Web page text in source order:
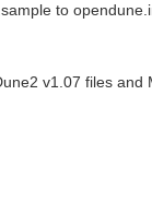
to
v1.07 files and